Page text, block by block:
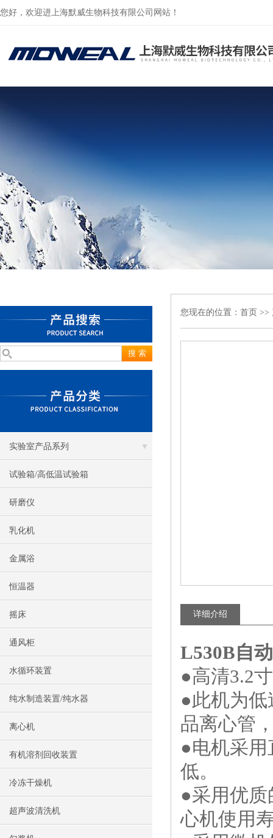
您好，欢迎进上海默威生物科技有限公司网站！
实验室产品系列
试验箱/高低温试验箱
研磨仪
乳化机
金属浴
恒温器
摇床
通风柜
水循环装置
纯水制造装置/纯水器
离心机
有机溶剂回收装置
冷冻干燥机
超声波清洗机
您现在的位置： 首页 >>
详细介绍
L530B自
●高清3.2
●此机为低
品离心管
●电机采
低。
●采用优
心机使用